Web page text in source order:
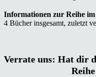
Informationen zur Reihe
4 Bücher insgesamt, zuletzt
Verrate uns: Hat dir